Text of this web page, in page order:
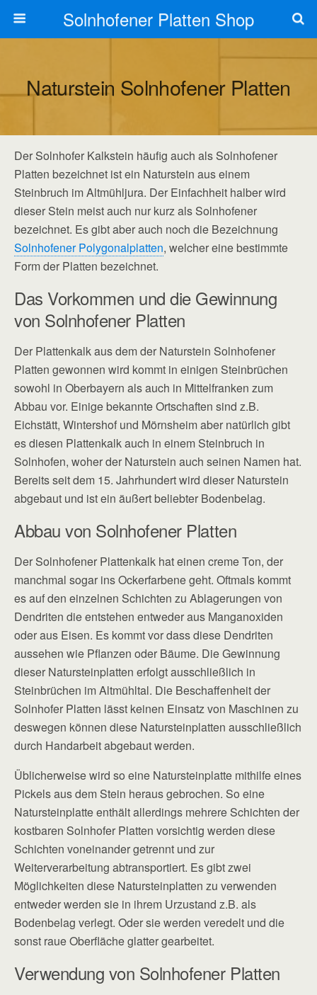
Solnhofener Platten Shop
Naturstein Solnhofener Platten
Der Solnhofer Kalkstein häufig auch als Solnhofener
Platten bezeichnet ist ein Naturstein aus einem
Steinbruch im Altmühljura. Der Einfachheit halber wird
dieser Stein meist auch nur kurz als Solnhofener
bezeichnet. Es gibt aber auch noch die Bezeichnung
Solnhofener Polygonalplatten, welcher eine bestimmte
Form der Platten bezeichnet.
Das Vorkommen und die Gewinnung
von Solnhofener Platten
Der Plattenkalk aus dem der Naturstein Solnhofener
Platten gewonnen wird kommt in einigen Steinbrüchen
sowohl in Oberbayern als auch in Mittelfranken zum
Abbau vor. Einige bekannte Ortschaften sind z.B.
Eichstätt, Wintershof und Mörnsheim aber natürlich gibt
es diesen Plattenkalk auch in einem Steinbruch in
Solnhofen, woher der Naturstein auch seinen Namen hat.
Bereits seit dem 15. Jahrhundert wird dieser Naturstein
abgebaut und ist ein äußert beliebter Bodenbelag.
Abbau von Solnhofener Platten
Der Solnhofener Plattenkalk hat einen creme Ton, der
manchmal sogar ins Ockerfarbene geht. Oftmals kommt
es auf den einzelnen Schichten zu Ablagerungen von
Dendriten die entstehen entweder aus Manganoxiden
oder aus Eisen. Es kommt vor dass diese Dendriten
aussehen wie Pflanzen oder Bäume. Die Gewinnung
dieser Natursteinplatten erfolgt ausschließlich in
Steinbrüchen im Altmühltal. Die Beschaffenheit der
Solnhofer Platten lässt keinen Einsatz von Maschinen zu
deswegen können diese Natursteinplatten ausschließlich
durch Handarbeit abgebaut werden.
Üblicherweise wird so eine Natursteinplatte mithilfe eines
Pickels aus dem Stein heraus gebrochen. So eine
Natursteinplatte enthält allerdings mehrere Schichten der
kostbaren Solnhofer Platten vorsichtig werden diese
Schichten voneinander getrennt und zur
Weiterverarbeitung abtransportiert. Es gibt zwei
Möglichkeiten diese Natursteinplatten zu verwenden
entweder werden sie in ihrem Urzustand z.B. als
Bodenbelag verlegt. Oder sie werden veredelt und die
sonst raue Oberfläche glatter gearbeitet.
Verwendung von Solnhofener Platten